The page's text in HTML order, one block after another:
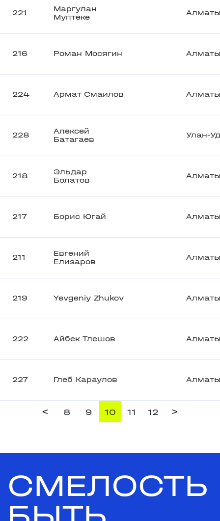
221
Маргулан
Муптеке
216 Роман Мосягин
224 Армат Смаилов
228
Алексей
Батагаев
Улан-
218
Эльдар
Болатов
217 Борис Югай
211
Евгений
Елизаров
219 Yevgeniy Zhukov
222 Айбек Тлешов
227 Глеб Караулов
< 8 9 10 11 12 >
СМЕЛОСТЬ